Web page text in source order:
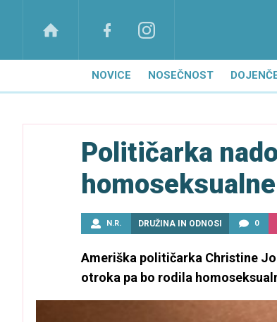
NOVICE NOSEČNOST
Političarka
N.R. DRUŽINA IN ODNOSI 0
Ameriška političarka Christine
otroka pa bo rodila